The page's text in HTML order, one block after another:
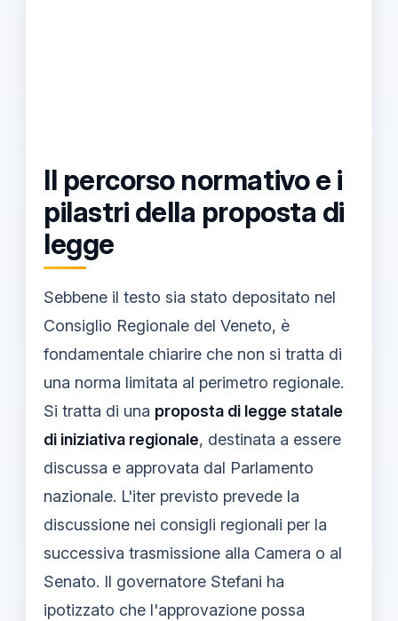
Il percorso normativo e i
pilastri della proposta di
legge
Sebbene il testo sia stato depositato nel
Consiglio Regionale del Veneto, è
fondamentale chiarire che non si tratta di
una norma limitata al perimetro regionale.
Si tratta di una proposta di legge statale
di iniziativa regionale, destinata a essere
discussa e approvata dal Parlamento
nazionale. L'iter previsto prevede la
discussione nei consigli regionali per la
successiva trasmissione alla Camera o al
Senato. Il governatore Stefani ha
ipotizzato che l'approvazione possa